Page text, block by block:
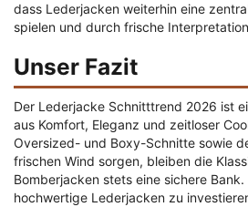
dass Lederjacken weiterhin eine
spielen und durch frische
Unser Fazit
Der Lederjacke Schnitttrend 2026 ist
aus Komfort, Eleganz und zeitloser
Oversized- und Boxy-Schnitte sowie
frischen Wind sorgen, bleiben die
Bomberjacken stets eine sichere Bank.
hochwertige Lederjacken zu